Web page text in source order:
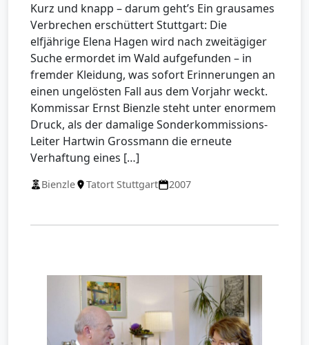
Kurz und knapp – darum geht’s Ein grausames
Verbrechen erschüttert Stuttgart: Die
elfjährige Elena Hagen wird nach zweitägiger
Suche ermordet im Wald aufgefunden – in
fremder Kleidung, was sofort Erinnerungen an
einen ungelösten Fall aus dem Vorjahr weckt.
Kommissar Ernst Bienzle steht unter enormem
Druck, als der damalige Sonderkommissions-
Leiter Hartwin Grossmann die erneute
Verhaftung eines […]
Bienzle Tatort Stuttgart 2007